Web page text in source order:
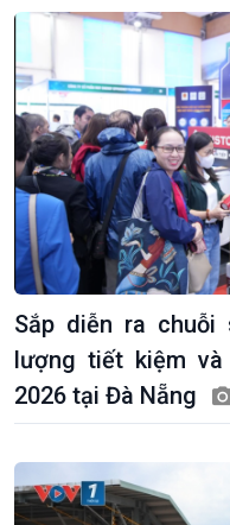
Sắp diễn ra
lượng tiết kiệm
2026 tại Đà Nẵng